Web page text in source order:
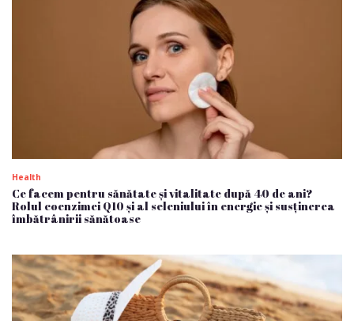
Health
Ce facem pentru sănătate și vitalitate după 40 de ani?
Rolul coenzimei Q10 și al seleniului în energie și susținerea
îmbătrânirii sănătoase